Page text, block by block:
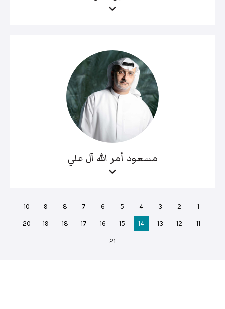
مسعود أمر الله آل علي
1
2
3
4
5
6
7
8
9
10
11
12
13
14
15
16
17
18
19
20
21